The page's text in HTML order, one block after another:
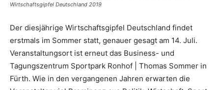
Wirtschaftsgipfel Deutschland 2019
Der diesjährige Wirtschaftsgipfel Deutschland findet
erstmals im Sommer statt, genauer gesagt am 14. Juli.
Veranstaltungsort ist erneut das Business- und
Tagungszentrum Sportpark Ronhof | Thomas Sommer in
Fürth. Wie in den vergangenen Jahren erwarten die